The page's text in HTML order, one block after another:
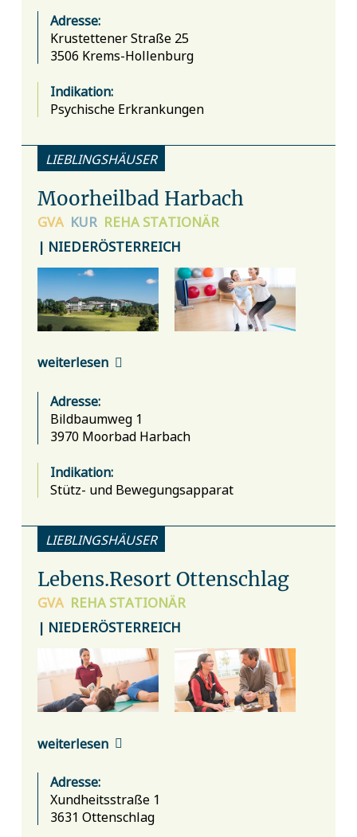
Adresse:
Krustettener Straße 25
3506 Krems-Hollenburg
Indikation:
Psychische Erkrankungen
LIEBLINGSHÄUSER
Moorheilbad Harbach
GVA KUR REHA STATIONÄR
| NIEDERÖSTERREICH
weiterlesen
Adresse:
Bildbaumweg 1
3970 Moorbad Harbach
Indikation:
Stütz- und Bewegungsapparat
LIEBLINGSHÄUSER
Lebens.Resort Ottenschlag
GVA REHA STATIONÄR
| NIEDERÖSTERREICH
weiterlesen
Adresse:
Xundheitsstraße 1
3631 Ottenschlag